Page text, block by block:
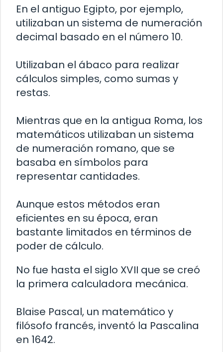
En el antiguo Egipto, por ejemplo,
utilizaban un sistema de numeración
decimal basado en el número 10.
Utilizaban el ábaco para realizar
cálculos simples, como sumas y
restas.
Mientras que en la antigua Roma, los
matemáticos utilizaban un sistema
de numeración romano, que se
basaba en símbolos para
representar cantidades.
Aunque estos métodos eran
eficientes en su época, eran
bastante limitados en términos de
poder de cálculo.
No fue hasta el siglo XVII que se creó
la primera calculadora mecánica.
Blaise Pascal, un matemático y
filósofo francés, inventó la Pascalina
en 1642.